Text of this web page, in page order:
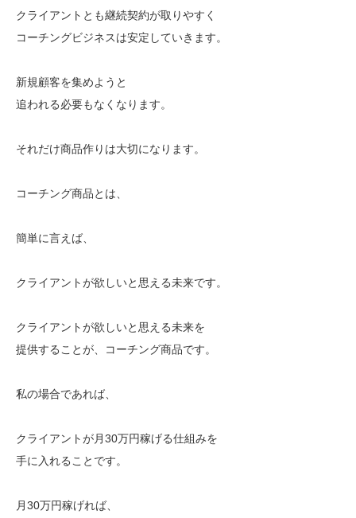
クライアントとも継続契約が取りやすく
コーチングビジネスは安定していきます。
新規顧客を集めようと
追われる必要もなくなります。
それだけ商品作りは大切になります。
コーチング商品とは、
簡単に言えば、
クライアントが欲しいと思える未来です。
クライアントが欲しいと思える未来を
提供することが、コーチング商品です。
私の場合であれば、
クライアントが月30万円稼げる仕組みを
手に入れることです。
月30万円稼げれば、